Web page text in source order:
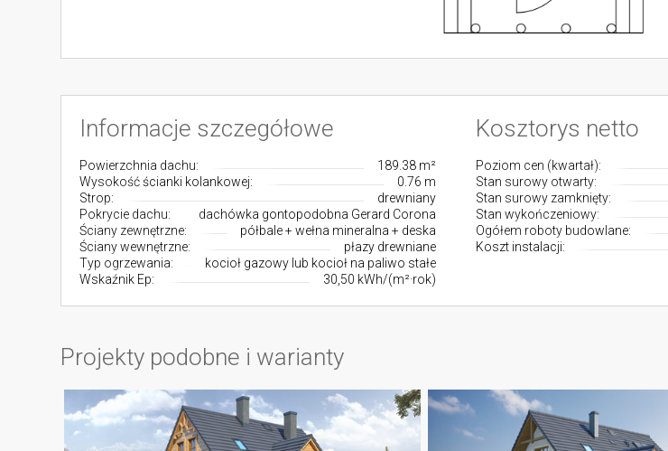
Informacje szczegółowe
Powierzchnia dachu:
189.38 m²
Wysokość ścianki kolankowej:
0.76 m
Strop:
drewniany
Pokrycie dachu:
dachówka gontopodobna Gerard Corona
Ściany zewnętrzne:
półbale + wełna mineralna + deska
Ściany wewnętrzne:
płazy drewniane
Typ ogrzewania:
kocioł gazowy lub kocioł na paliwo stałe
Wskaźnik Ep:
30,50 kWh/(m²·rok)
Kosztorys netto
Poziom cen (kwartał):
Stan surowy otwarty:
Stan surowy zamknięty:
Stan wykończeniowy:
Ogółem roboty budowlane:
Koszt instalacji:
Projekty podobne i warianty